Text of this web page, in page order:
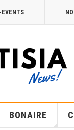
EVENTS
BONAIRE